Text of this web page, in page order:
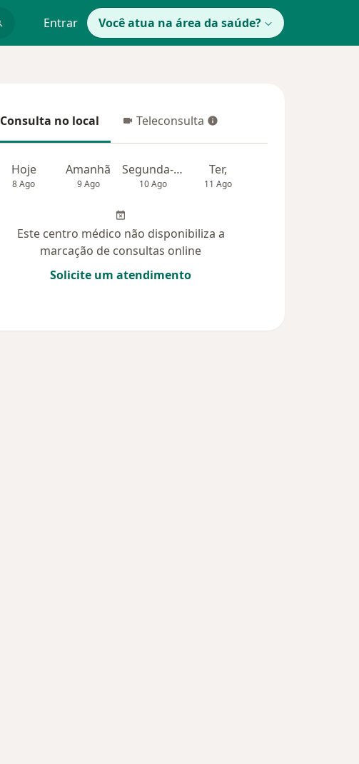
Entrar Você atua na área da saúde?
no local
Consulta no local Teleconsulta
Teleconsulta
Hoje
8 Ago
Amanhã
9 Ago
Segunda-feira
10 Ago
Ter,
11 Ago
Este centro médico não disponibiliza a
marcação de consultas online
Solicite um atendimento